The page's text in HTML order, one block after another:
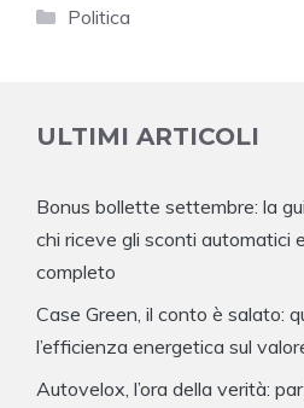
Categorie
Politica
ULTIMI ARTICOLI
Bonus bollette settembre: la
chi riceve gli sconti automatici
completo
Case Green, il conto è salato:
l’efficienza energetica sul
Autovelox, l’ora della verità: